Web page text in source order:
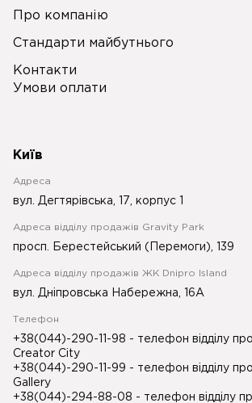
Про компанію
Стандарти майбутнього
Контакти
Умови оплати
Київ
Адреса
вул. Дегтярівська, 17, корпус 1
Адреса відділу продажів Gravity Park
просп. Берестейський (Перемоги), 139
Адреса відділу продажів ЖК Dnipro Island
вул. Дніпровська Набережна, 16А
Телефон
+38(044)-290-11-98 - телефон відділу
Creator City
+38(044)-290-11-99 - телефон відділу
Gallery
+38(044)-294-88-08 - телефон відділу